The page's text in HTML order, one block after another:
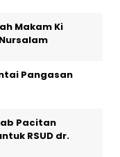
Makam Ki
Pangasan
Pacitan
RSUD dr.